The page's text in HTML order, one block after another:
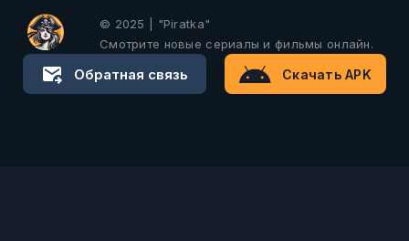
© 2025 | "Piratka"
Смотрите новые сериалы и фильмы онлайн.
Обратная связь Скачать APK